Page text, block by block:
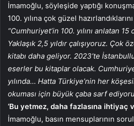
İmamoğlu, söyleşide yaptığı
100. yılına çok güzel
“Cumhuriyet’in 100. yılını anlatan
Yaklaşık 2,5 yıldır çalışıyoruz. Çok
kitabı daha geliyor. 2023’te
eserler bu kitaplar olacak.
yılında… Hatta Türkiye’nin her
okuması için büyük çaba sarf
‘Bu yetmez, daha fazlasına ihtiyaç
İmamoğlu, basın mensuplarının